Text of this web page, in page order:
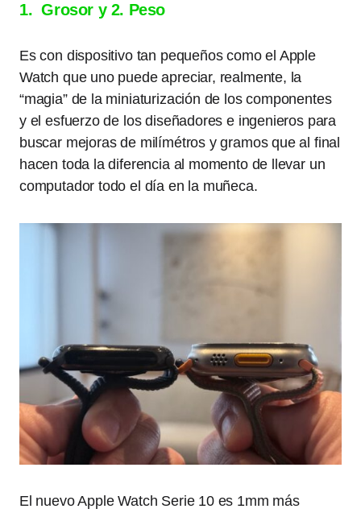
1. Grosor y 2. Peso
Es con dispositivo tan pequeños como el Apple
Watch que uno puede apreciar, realmente, la
“magia” de la miniaturización de los componentes
y el esfuerzo de los diseñadores e ingenieros para
buscar mejoras de milímétros y gramos que al final
hacen toda la diferencia al momento de llevar un
computador todo el día en la muñeca.
El nuevo Apple Watch Serie 10 es 1mm más